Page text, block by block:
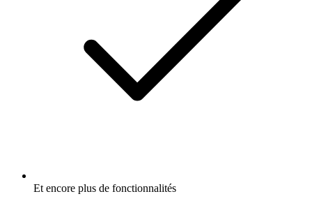
Et encore plus de fonctionnalités